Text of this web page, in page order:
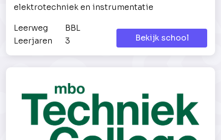
elektrotechniek en instrumentatie
Leerweg
BBL
Leerjaren
3 Bekijk school